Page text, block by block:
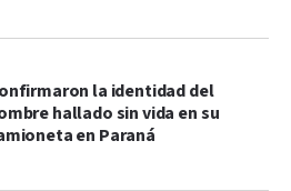
la identidad del
hallado sin vida en su
en Paraná